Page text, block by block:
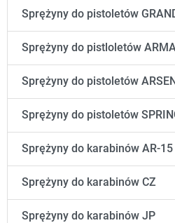
Sprężyny do pistoletów
Sprężyny do pistloletów
Sprężyny do pistoletów
Sprężyny do pistoletów
Sprężyny do karabinów AR-
Sprężyny do karabinów CZ
Sprężyny do karabinów JP